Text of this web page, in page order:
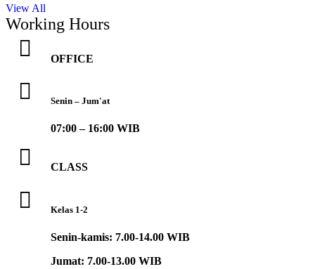
View All
Working Hours
OFFICE
Senin – Jum'at
07:00 – 16:00 WIB
CLASS
Kelas 1-2
Senin-kamis: 7.00-14.00 WIB
Jumat: 7.00-13.00 WIB